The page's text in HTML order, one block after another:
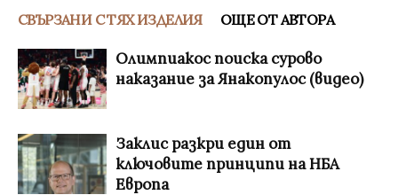
СВЪРЗАНИ С ТЯХ ИЗДЕЛИЯ ОЩЕ ОТ АВТОРА
Олимпиакос поиска сурово
наказание за Янакопулос (видео)
Заклис разкри един от
ключовите принципи на НБА
Европа